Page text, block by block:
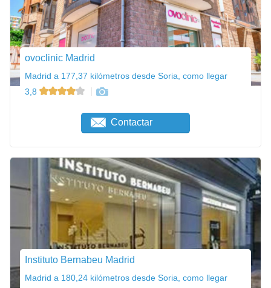
ovoclinic Madrid
Madrid a 177,37 kilómetros desde Soria, como llegar
3,8
Contactar
Instituto Bernabeu Madrid
Madrid a 180,24 kilómetros desde Soria, como llegar